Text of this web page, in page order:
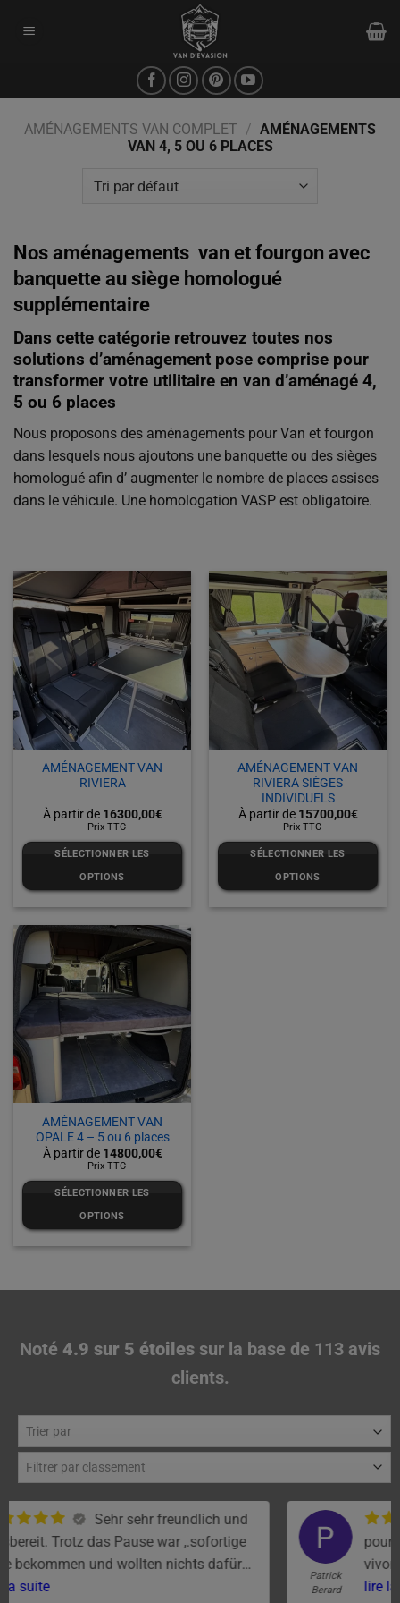
AMÉNAGEMENTS VAN COMPLET / AMÉNAGEMENTS
VAN 4, 5 OU 6 PLACES
Nos aménagements van et fourgon avec
banquette au siège homologué
supplémentaire
Dans cette catégorie retrouvez toutes nos
solutions d’aménagement pose comprise pour
transformer votre utilitaire en van d’aménagé 4,
5 ou 6 places
Nous proposons des aménagements pour Van et fourgon
dans lesquels nous ajoutons une banquette ou des sièges
homologué afin d’ augmenter le nombre de places assises
dans le véhicule. Une homologation VASP est obligatoire.
AMÉNAGEMENT VAN
RIVIERA
16300,00€
Prix TTC
SÉLECTIONNER LES
OPTIONS
AMÉNAGEMENT VAN
RIVIERA SIÈGES
INDIVIDUELS
15700,00€
Prix TTC
SÉLECTIONNER LES
OPTIONS
AMÉNAGEMENT VAN
OPALE 4 – 5 ou 6 places
14800,00€
Prix TTC
SÉLECTIONNER LES
OPTIONS
Noté 4.9 sur 5 étoiles sur la base de 113 avis
clients.
pour ammenager notre fourgon expert,
vivons à Ales dans le Gard et jamais la
distance n'a été un probleme dans la